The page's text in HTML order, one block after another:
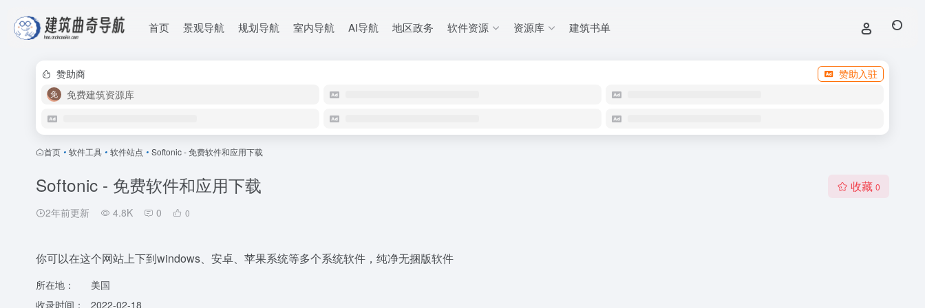
首页 景观导航 规划导航 室内导航 AI导航 地区政务 软件资源 资源库 建筑书单
赞助商
赞助入驻
免费建筑资源库
首页 • 软件工具 • 软件站点 • Softonic - 免费软件和应用下载
Softonic - 免费软件和应用下载
2年前更新 4.8K 0 0
收藏 0
你可以在这个网站上下到windows、安卓、苹果系统等多个系统软件，纯净无捆版软件
所在地：
美国
收录时间：
2022-02-18